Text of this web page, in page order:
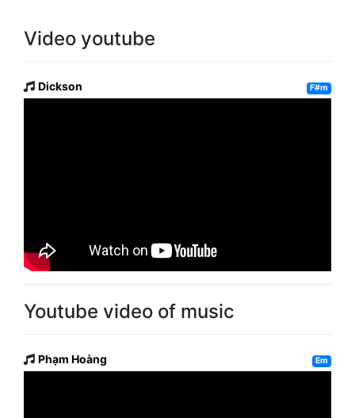
Video youtube
Dickson F#m
Youtube video of music
Phạm Hoàng Em